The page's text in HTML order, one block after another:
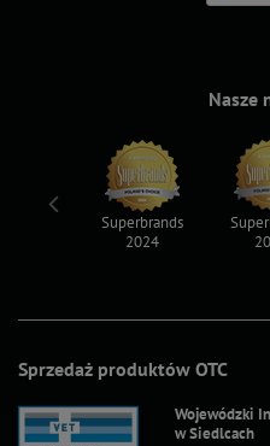
Sprzedaż produktów OTC
Wojewódzki
w Siedlcach
Nasze
Superbrands
2024